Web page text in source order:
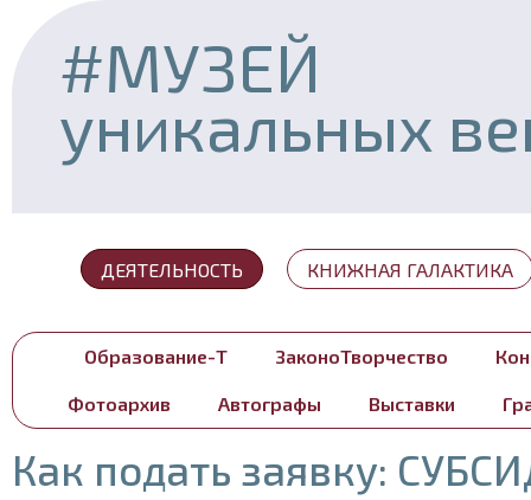
#МУЗЕЙ
уникальных
ДЕЯТЕЛЬНОСТЬ
Образование-T ЗаконоТворчество
Фотоархив Автографы Выставки
КНИЖНАЯ ГАЛАКТИКА
Как подать заявку: